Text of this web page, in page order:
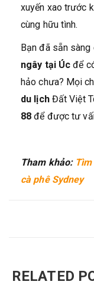
xuyến xao trước
cùng hữu tình.
Bạn đã sẵn
ngây tại Úc để
hảo chưa? Mọi
du lịch Đất Việt
88 để được tư
Tham khảo:
cà phê Sydney
RELATED